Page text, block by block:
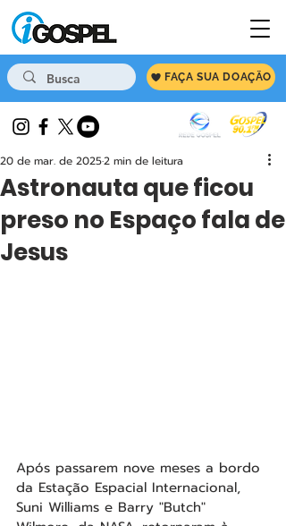
FAÇA SUA DOAÇÃO
Astronauta que ficou
preso no Espaço fala de
Jesus
20 de mar. de 20252 min de leitura
Após passarem nove meses a bordo
da Estação Espacial Internacional,
Suni Williams e Barry "Butch"